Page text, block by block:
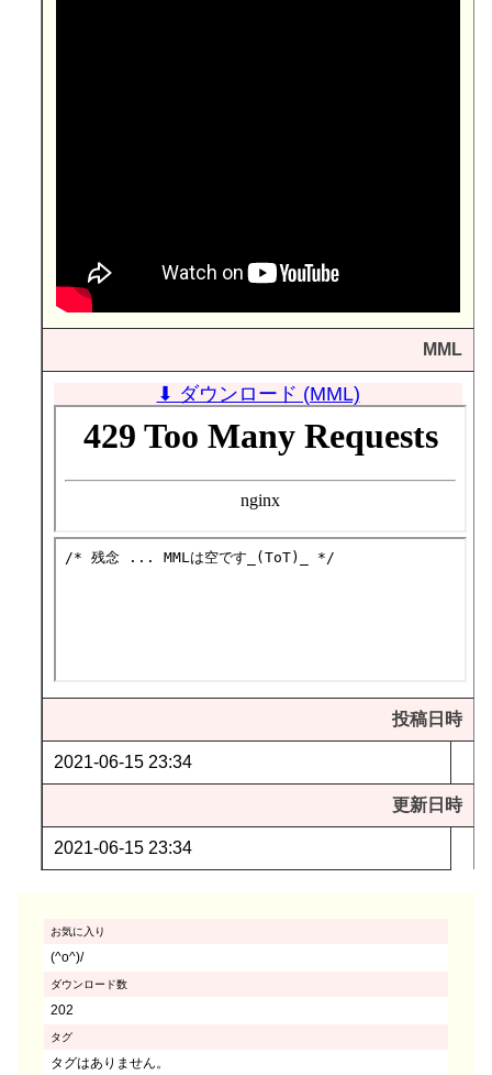
MML
⬇ ダウンロード (MML)
投稿日時
2021-06-15 23:34
更新日時
2021-06-15 23:34
お気に入り
(^o^)/
ダウンロード数
202
タグ
タグはありません。